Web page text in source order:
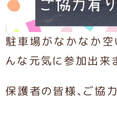
駐車場がなかなか空
んな元気に参加出来
保護者の皆様、ご協